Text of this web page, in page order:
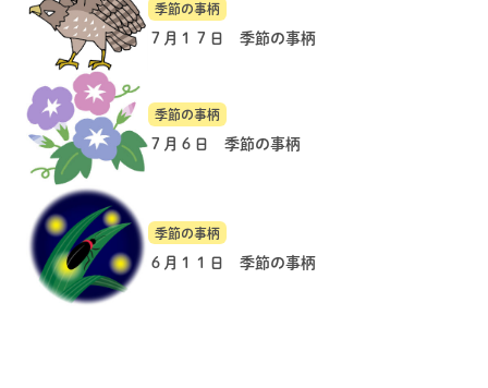
季節の事柄
７月１７日 季節の事柄
季節の事柄
７月６日 季節の事柄
季節の事柄
６月１１日 季節の事柄